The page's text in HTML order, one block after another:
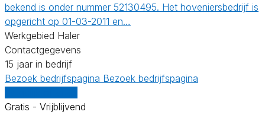
bekend is onder nummer 52130495. Het hoveniersbedrijf is
opgericht op 01-03-2011 en…
Werkgebied Haler
Contactgegevens
15 jaar in bedrijf
Bezoek bedrijfspagina Bezoek bedrijfspagina
Gratis - Vrijblijvend